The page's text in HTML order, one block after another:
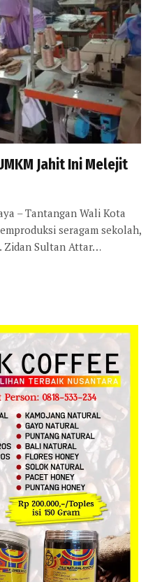
Jahit Ini Melejit
– Tantangan Wali Kota
seragam sekolah,
Zidan Sultan Attar…